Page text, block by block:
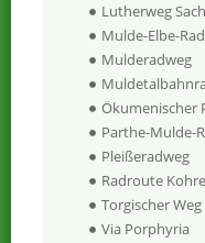
Lutherweg
Mulde-Elbe-
Mulderadweg
Ökumenischer
Parthe-Mulde-
Pleißeradweg
Radroute
Torgischer Weg
Via Porphyria